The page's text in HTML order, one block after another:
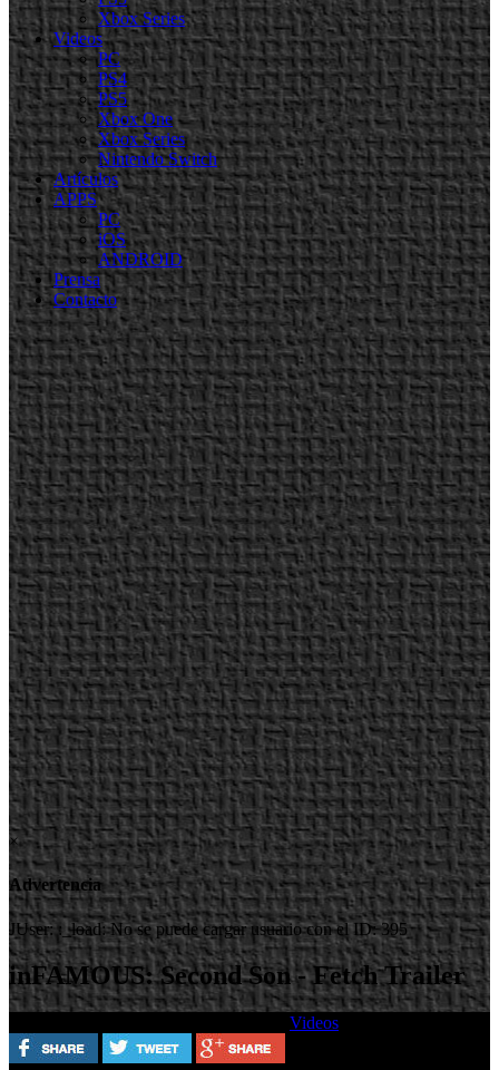
Xbox Series
Videos
PC
PS4
PS5
Xbox One
Xbox Series
Nintendo Switch
Artículos
APPS
PC
iOS
ANDROID
Prensa
Contacto
×
Advertencia
JUser: :_load: No se puede cargar usuario con el ID: 395
inFAMOUS: Second Son - Fetch Trailer
Videos